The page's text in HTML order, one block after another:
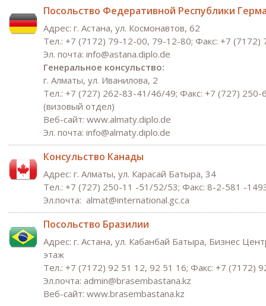
Посольство Федеративной Республики
Адрес: г. Астана, ул. Космонавтов, 62
Тел.: +7 (7172) 79-12-00, 79-12-80; Факс: +7 (7172)
Эл. почта: info@astana.diplo.de
Генеральное консульство:
г. Алматы, ул. Иванилова, 2
Тел.: +7 (727) 262-83-41/46/49; Факс: +7 (727)
(визовый отдел)
Веб-сайт: www.almaty.diplo.de
Эл. почта: info@almaty.diplo.de
Консульство Канады
Адрес: г. Алматы, ул. Карасай Батыра, 34
Тел.: +7 (727) 250-11 -51/52/53; Факс: 8-2-581 -
Эл.почта: almat@international.gc.ca
Посольство Бразилии
Адрес: г. Астана, ул. Кабанбай Батыра, Бизнес
этаж
Тел.: +7 (7172) 92 51 12, 92 51 16; Факс: +7 (7172)
Эл.почта: admin@brasembastana.kz
Веб-сайт: www.brasembastana.kz